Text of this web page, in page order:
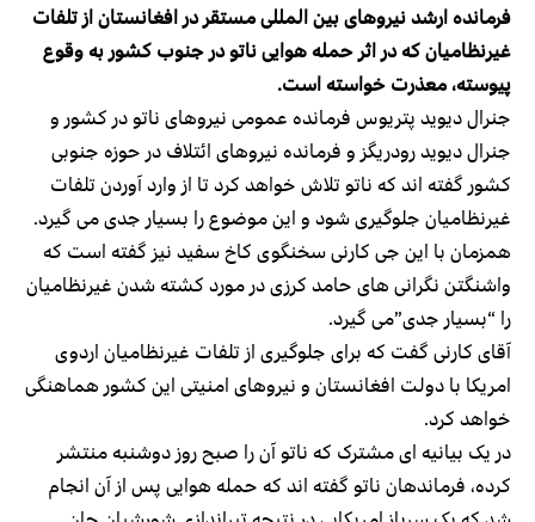
فرمانده ارشد نیروهای بین المللی مستقر در افغانستان از تلفات
غیرنظامیان که در اثر حمله هوایی ناتو در جنوب کشور به وقوع
پیوسته، معذرت خواسته است.
جنرال دیوید پتریوس فرمانده عمومی نیروهای ناتو در کشور و
جنرال دیوید رودریگز و فرمانده نیروهای ائتلاف در حوزه جنوبی
کشور گفته اند که ناتو تلاش خواهد کرد تا از وارد آوردن تلفات
غیرنظامیان جلوگیری شود و این موضوع را بسیار جدی می گیرد.
همزمان با این جی کارنی سخنگوی کاخ سفید نیز گفته است که
واشنگتن نگرانی های حامد کرزی در مورد کشته شدن غیرنظامیان
را “‌بسیار جدی”‌می گیرد.
آقای کارنی گفت که برای جلوگیری از تلفات غیرنظامیان اردوی
امریکا با دولت افغانستان و نیروهای امنیتی این کشور هماهنگی
خواهد کرد.
در یک بیانیه ای مشترک که ناتو آن را صبح روز دوشنبه منتشر
کرده، فرماندهان ناتو گفته اند که حمله هوایی پس از آن انجام